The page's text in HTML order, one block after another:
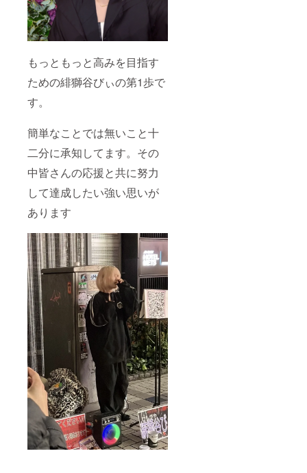
もっともっと高みを目指す
ための緋獅谷びぃの第1歩で
す。
簡単なことでは無いこと十
二分に承知してます。その
中皆さんの応援と共に努力
して達成したい強い思いが
あります